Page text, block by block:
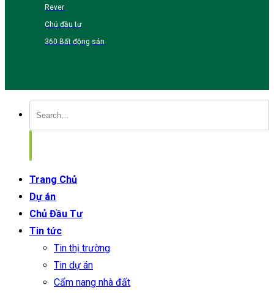
Rever
Chủ đầu tư
360 Bất động sản
Trang Chủ
Dự án
Chủ Đầu Tư
Tin tức
Tin thị trường
Tin dự án
Cẩm nang nhà đất